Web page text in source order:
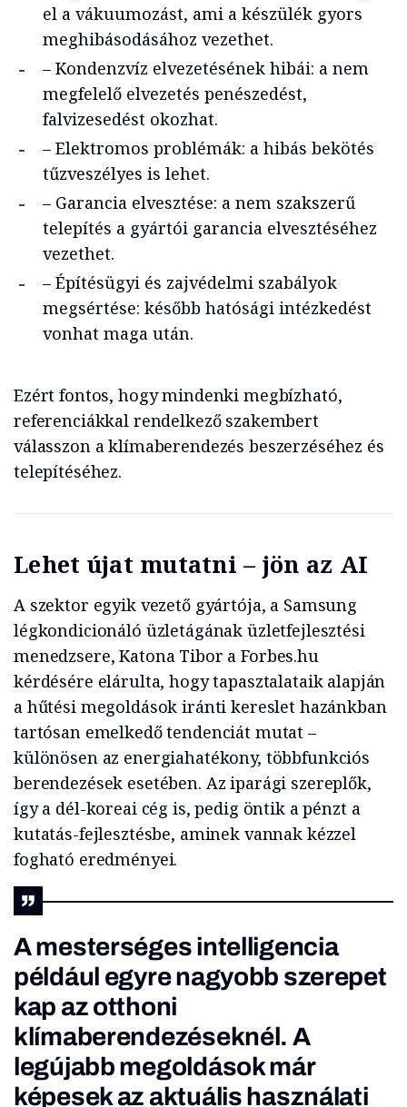
el a vákuumozást, ami a készülék gyors
meghibásodásához vezethet.
– Kondenzvíz elvezetésének hibái: a nem
megfelelő elvezetés penészedést,
falvizesedést okozhat.
– Elektromos problémák: a hibás bekötés
tűzveszélyes is lehet.
– Garancia elvesztése: a nem szakszerű
telepítés a gyártói garancia elvesztéséhez
vezethet.
– Építésügyi és zajvédelmi szabályok
megsértése: később hatósági intézkedést
vonhat maga után.
Ezért fontos, hogy mindenki megbízható,
referenciákkal rendelkező szakembert
válasszon a klímaberendezés beszerzéséhez és
telepítéséhez.
Lehet újat mutatni – jön az AI
A szektor egyik vezető gyártója, a Samsung
légkondicionáló üzletágának üzletfejlesztési
menedzsere, Katona Tibor a Forbes.hu
kérdésére elárulta, hogy tapasztalataik alapján
a hűtési megoldások iránti kereslet hazánkban
tartósan emelkedő tendenciát mutat –
különösen az energiahatékony, többfunkciós
berendezések esetében. Az iparági szereplők,
így a dél-koreai cég is, pedig öntik a pénzt a
kutatás-fejlesztésbe, aminek vannak kézzel
fogható eredményei.
A mesterséges intelligencia
például egyre nagyobb szerepet
kap az otthoni
klímaberendezéseknél. A
legújabb megoldások már
képesek az aktuális használati